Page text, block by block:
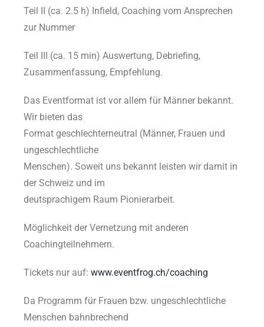
Teil II (ca. 2.5 h) Infield, Coaching vom Ansprechen
zur Nummer
Teil III (ca. 15 min) Auswertung, Debriefing,
Zusammenfassung, Empfehlung.
Das Eventformat ist vor allem für Männer bekannt.
Wir bieten das
Format geschlechterneutral (Männer, Frauen und
ungeschlechtliche
Menschen). Soweit uns bekannt leisten wir damit in
der Schweiz und im
deutsprachigem Raum Pionierarbeit.
Möglichkeit der Vernetzung mit anderen
Coachingteilnehmern.
Tickets nur auf: www.eventfrog.ch/coaching
Da Programm für Frauen bzw. ungeschlechtliche
Menschen bahnbrechend